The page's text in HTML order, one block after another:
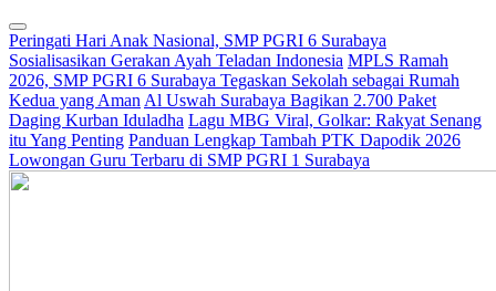
Peringati Hari Anak Nasional, SMP PGRI 6 Surabaya
Sosialisasikan Gerakan Ayah Teladan Indonesia MPLS Ramah
2026, SMP PGRI 6 Surabaya Tegaskan Sekolah sebagai Rumah
Kedua yang Aman Al Uswah Surabaya Bagikan 2.700 Paket
Daging Kurban Iduladha Lagu MBG Viral, Golkar: Rakyat Senang
itu Yang Penting Panduan Lengkap Tambah PTK Dapodik 2026
Lowongan Guru Terbaru di SMP PGRI 1 Surabaya